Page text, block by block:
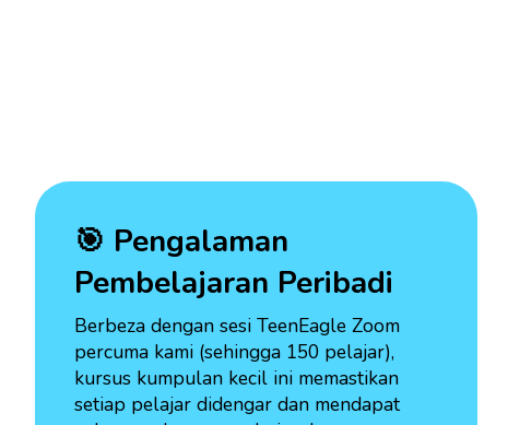
🎯 Pengalaman
Pembelajaran Peribadi
Berbeza dengan sesi TeenEagle Zoom
percuma kami (sehingga 150 pelajar),
kursus kumpulan kecil ini memastikan
setiap pelajar didengar dan mendapat